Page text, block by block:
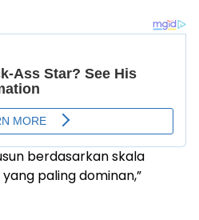
berdasarkan skala
paling dominan,”